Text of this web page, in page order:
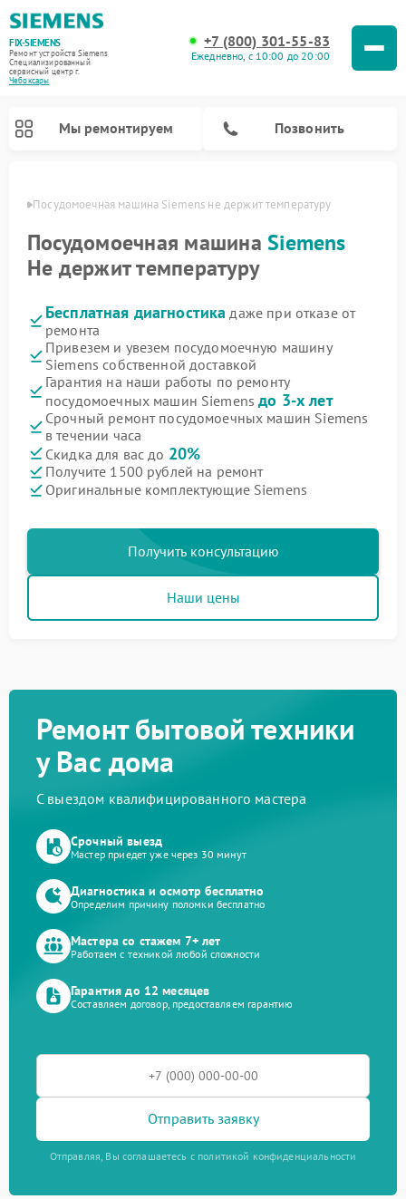
FIX-SIEMENS
Ремонт устройств Siemens
Специализированный
cервисный центр г.
Чебоксары
+7 (800) 301-55-83
Ежедневно, с 10:00 до 20:00
Мы ремонтируем Позвонить
Посудомоечная машина Siemens не держит температуру
Посудомоечная машинаSiemens
Не держит температуру
Бесплатная диагностика даже при отказе от
ремонта
Привезем и увезем посудомоечную машину
Siemens собственной доставкой
Гарантия на наши работы по ремонту
посудомоечных машин Siemensдо 3-х лет
Срочный ремонт посудомоечных машин Siemens
в течении часа
Скидка для вас до 20%
Получите 1500 рублей на ремонт
Оригинальные комплектующие Siemens
Получить консультацию
Наши цены
Ремонт бытовой техники
у Вас дома
С выездом квалифицированного мастера
Срочный выезд
Мастер приедет уже через 30 минут
Диагностика и осмотр бесплатно
Определим причину поломки бесплатно
Мастера со стажем 7+ лет
Работаем с техникой любой сложности
Гарантия до 12 месяцев
Составляем договор, предоставляем гарантию
Отправить заявку
Отправляя, Вы соглашаетесь с политикой конфиденциальности